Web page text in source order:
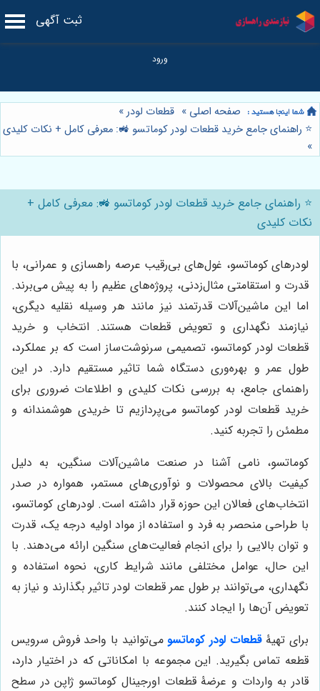
ثبت آگهی
صفحه اصلی » قطعات لودر»
⭐️ راهنمای جامع خرید قطعات لودر کوماتسو 🚜: معرفی کامل + نکات کلیدی
»
⭐️ راهنمای جامع خرید قطعات لودر کوماتسو 🚜: معرفی کامل +
نکات کلیدی
لودرهای کوماتسو، غول‌های بی‌رقیب عرصه راهسازی و عمرانی، با
قدرت و استقامتی مثال‌زدنی، پروژه‌های عظیم را به پیش می‌برند.
اما این ماشین‌آلات قدرتمند نیز مانند هر وسیله نقلیه دیگری،
نیازمند نگهداری و تعویض قطعات هستند. انتخاب و خرید
قطعات لودر کوماتسو، تصمیمی سرنوشت‌ساز است که بر عملکرد،
طول عمر و بهره‌وری دستگاه شما تاثیر مستقیم دارد. در این
راهنمای جامع، به بررسی نکات کلیدی و اطلاعات ضروری برای
خرید قطعات لودر کوماتسو می‌پردازیم تا خریدی هوشمندانه و
مطمئن را تجربه کنید.
کوماتسو، نامی آشنا در صنعت ماشین‌آلات سنگین، به دلیل
کیفیت بالای محصولات و نوآوری‌های مستمر، همواره در صدر
انتخاب‌های فعالان این حوزه قرار داشته است. لودرهای کوماتسو،
با طراحی منحصر به فرد و استفاده از مواد اولیه درجه یک، قدرت
و توان بالایی را برای انجام فعالیت‌های سنگین ارائه می‌دهند. با
این حال، عوامل مختلفی مانند شرایط کاری، نحوه استفاده و
نگهداری، می‌توانند بر طول عمر قطعات لودر تاثیر بگذارند و نیاز به
تعویض آن‌ها را ایجاد کنند.
برای تهیۀقطعات لودر کوماتسومی‌توانید با واحد فروش سرویس
قطعه تماس بگیرید. این مجموعه با امکاناتی که در اختیار دارد،
قادر به واردات و عرضۀ قطعات اورجینال کوماتسو ژاپن در سطح